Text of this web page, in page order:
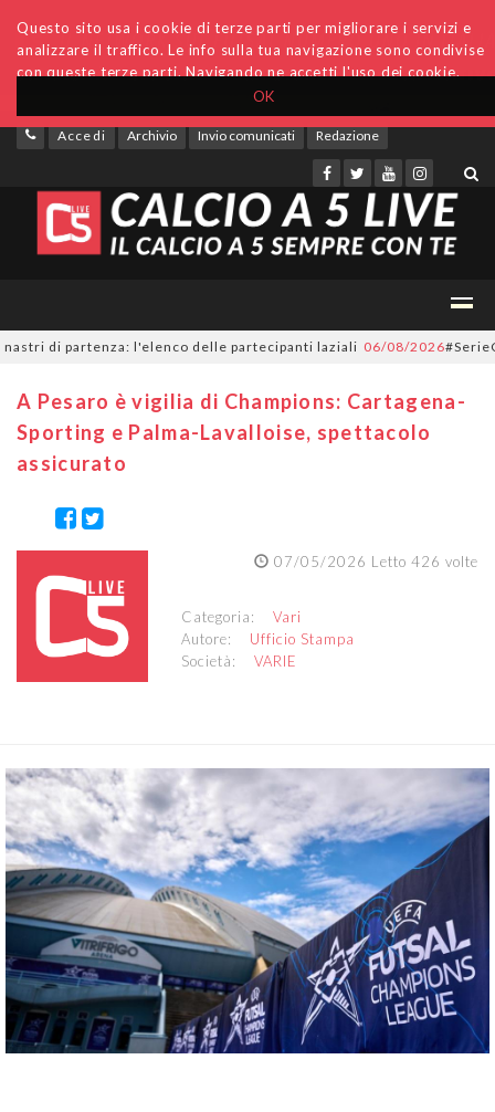
OK
Questo sito usa i cookie di terze parti per migliorare i servizi e
analizzare il traffico. Le info sulla tua navigazione sono condivise
con queste terze parti. Navigando ne accetti l'uso dei cookie.
Accedi Archivio Invio comunicati Redazione
di partenza: l'elenco delle partecipanti laziali 06/08/2026
A Pesaro è vigilia di Champions: Cartagena-
Sporting e Palma-Lavalloise, spettacolo
assicurato
07/05/2026 Letto 426 volte
Categoria:Vari
Autore: Ufficio Stampa
Società:VARIE